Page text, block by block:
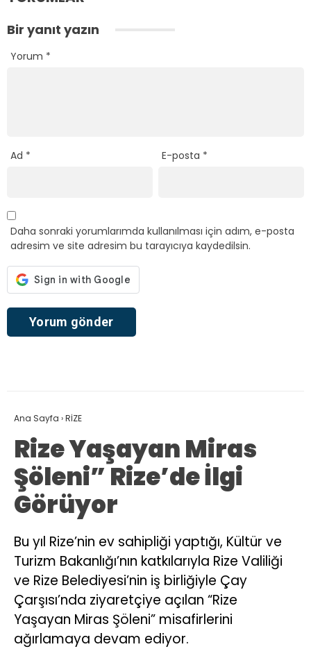
Bir yanıt yazın
Yorum *
Ad * E-posta *
Daha sonraki yorumlarımda kullanılması için adım, e-posta
adresim ve site adresim bu tarayıcıya kaydedilsin.
Ana Sayfa ›RİZE
Rize Yaşayan Miras
Şöleni” Rize’de İlgi
Görüyor
Bu yıl Rize’nin ev sahipliği yaptığı, Kültür ve
Turizm Bakanlığı’nın katkılarıyla Rize Valiliği
ve Rize Belediyesi’nin iş birliğiyle Çay
Çarşısı’nda ziyaretçiye açılan “Rize
Yaşayan Miras Şöleni” misafirlerini
ağırlamaya devam ediyor.